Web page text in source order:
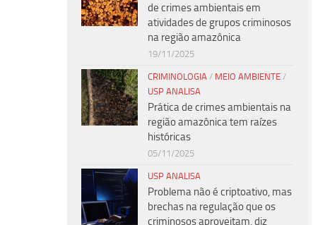
de crimes ambientais em
atividades de grupos criminosos
na região amazônica
19/11/2025
CRIMINOLOGIA / MEIO AMBIENTE /
USP ANALISA
Prática de crimes ambientais na
região amazônica tem raízes
históricas
05/11/2025
USP ANALISA
Problema não é criptoativo, mas
brechas na regulação que os
criminosos aproveitam, diz